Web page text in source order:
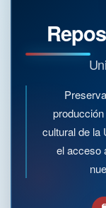
cultural de la
el acceso